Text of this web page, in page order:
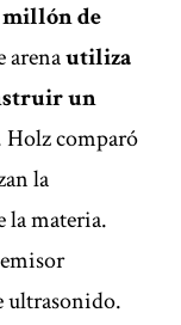
de
arenautiliza
un
Holz comparó
la
la materia.
ultrasonido.